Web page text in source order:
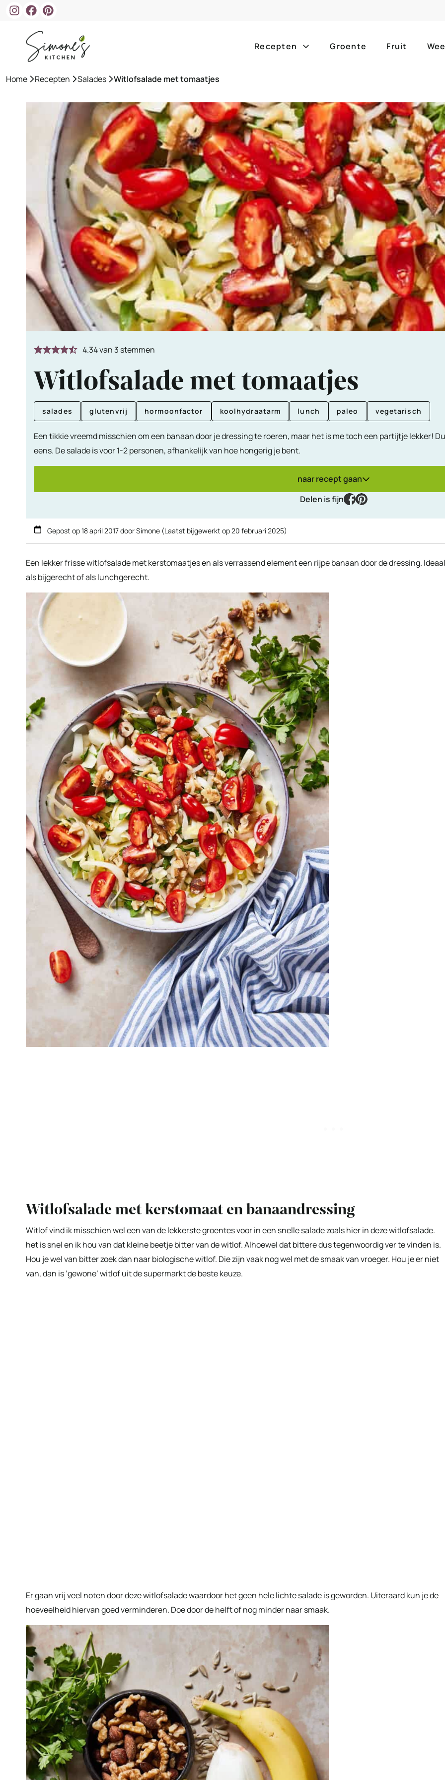
Recepten
ontbijt bijgerechten
lunch hoofdgerechten
borrelhapjes desserts
voorgerechten drankjes
alle
alle
zomer
slow
Groente Fruit
Home »Recepten »Salades »Witlofsalade met tomaatjes
4.34van 3 stemmen
Witlofsalade met tomaatjes
salades glutenvrij hormoonfactor koolhydraatarm lunch paleo vegetarisch
Een tikkie vreemd misschien om een banaan door je dressing te roeren, maar het is me toch een partijtje lekker!
eens. De salade is voor 1-2 personen, afhankelijk van hoe hongerig je bent.
naar recept gaan
Delen is fijn
facebook
pinterest
Gepost op18 april 2017doorSimone (Laatst bijgewerkt op20 februari 2025)
Een lekker frisse witlofsalade met kerstomaatjes en als verrassend element een rijpe banaan door de dressing. Ideaal
als bijgerecht of als lunchgerecht.
Witlofsalade met kerstomaat en banaandressing
Witlof vind ik misschien wel een van de lekkerste groentes voor in een snelle salade zoals hier in deze witlofsalade.
het is snel en ik hou van dat kleine beetje bitter van de witlof. Alhoewel dat bittere dus tegenwoordig ver te vinden is.
Hou je wel van bitter zoek dan naar biologische witlof. Die zijn vaak nog wel met de smaak van vroeger. Hou je er niet
van, dan is ‘gewone’ witlof uit de supermarkt de beste keuze.
Er gaan vrij veel noten door deze witlofsalade waardoor het geen hele lichte salade is geworden. Uiteraard kun je de
hoeveelheid hiervan goed verminderen. Doe door de helft of nog minder naar smaak.